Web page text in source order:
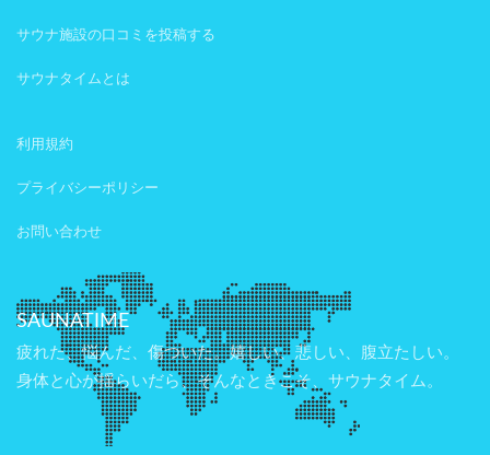
サウナ施設の口コミを投稿する
サウナタイムとは
利用規約
プライバシーポリシー
お問い合わせ
SAUNATIME
疲れた、悩んだ、傷ついた。嬉しい、悲しい、腹立たしい。
身体と心が揺らいだら、そんなときこそ、サウナタイム。